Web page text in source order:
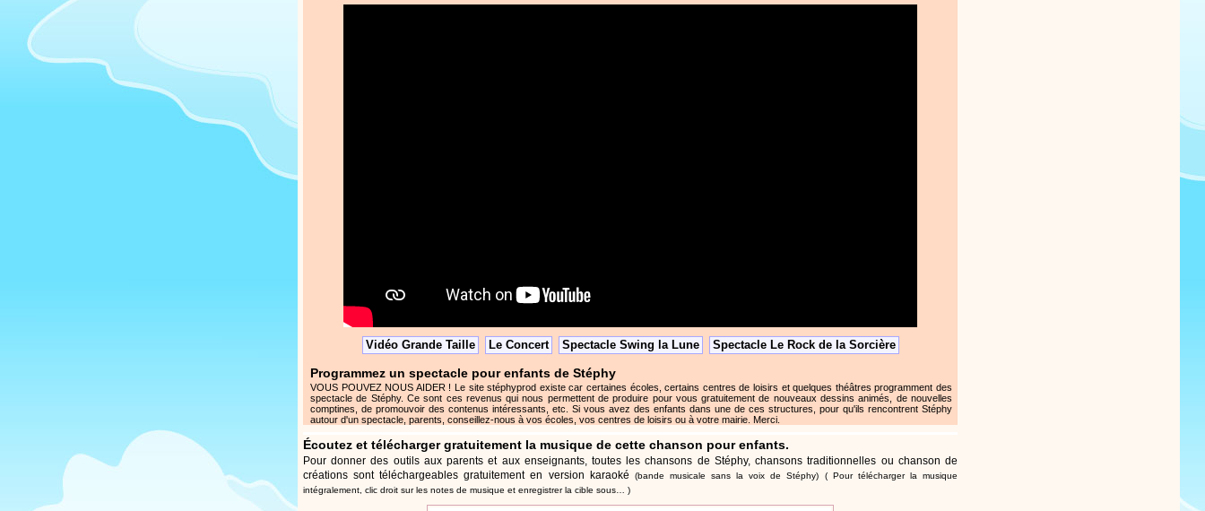
Vidéo Grande Taille Le Concert Spectacle Swing la Lune Spectacle Le Rock de la Sorcière
Programmez un spectacle pour enfants de Stéphy
VOUS POUVEZ NOUS AIDER ! Le site stéphyprod existe car certaines écoles, certains centres de loisirs et quelques théâtres programment des
spectacle de Stéphy. Ce sont ces revenus qui nous permettent de produire pour vous gratuitement de nouveaux dessins animés, de nouvelles
comptines, de promouvoir des contenus intéressants, etc. Si vous avez des enfants dans une de ces structures, pour qu'ils rencontrent Stéphy
autour d'un spectacle, parents, conseillez-nous à vos écoles, vos centres de loisirs ou à votre mairie. Merci.
Écoutez et télécharger gratuitement la musique de cette chanson pour enfants.
Pour donner des outils aux parents et aux enseignants, toutes les chansons de Stéphy, chansons traditionnelles ou chanson de
créations sont téléchargeables gratuitement en version karaoké
(bande musicale sans la voix de Stéphy) ( Pour télécharger la musique
intégralement, clic droit sur les notes de musique et enregistrer la cible sous… )